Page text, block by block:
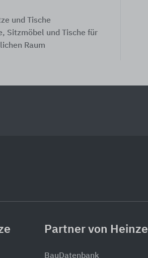
und Tische
Sitzmöbel und Tische für
Raum
Partner von Heinze
BauDatenbank